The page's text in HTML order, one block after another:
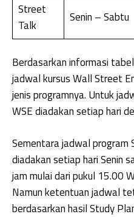
Street
Talk
Senin – Sabtu
Berdasarkan informasi
jadwal kursus Wall Street
jenis programnya. Untuk
WSE diadakan setiap hari
Sementara jadwal program
diadakan setiap hari Senin
jam mulai dari pukul 15.00
Namun ketentuan jadwal
berdasarkan hasil Study